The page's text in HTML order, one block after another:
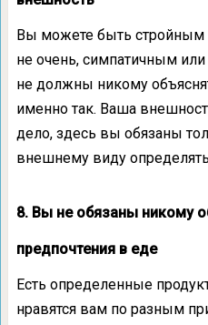
Вы можете быть
не очень, симпатичным
не должны никому
именно так. Ваша
дело, здесь вы обязаны
внешнему виду
8. Вы не обязаны никому
предпочтения в еде
Есть определенные
нравятся вам по разным